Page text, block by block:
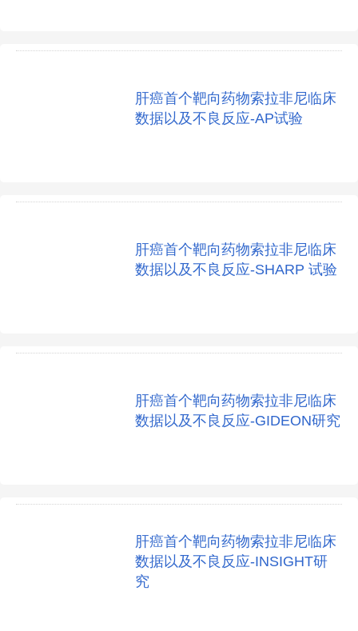
肝癌首个靶向药物索拉非尼临床
数据以及不良反应-AP试验
肝癌首个靶向药物索拉非尼临床
数据以及不良反应-SHARP 试验
肝癌首个靶向药物索拉非尼临床
数据以及不良反应-GIDEON研究
肝癌首个靶向药物索拉非尼临床
数据以及不良反应-INSIGHT研
究